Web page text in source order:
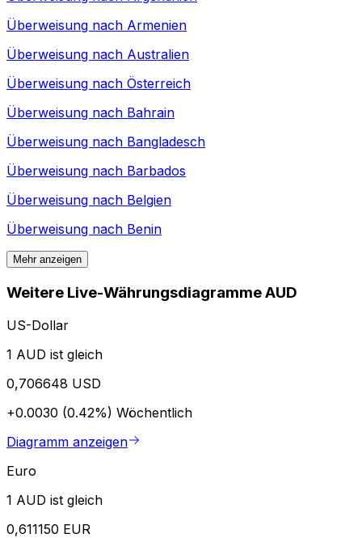
Überweisung nach Armenien
Überweisung nach Australien
Überweisung nach Österreich
Überweisung nach Bahrain
Überweisung nach Bangladesch
Überweisung nach Barbados
Überweisung nach Belgien
Überweisung nach Benin
Mehr anzeigen
Weitere Live-Währungsdiagramme AUD
US-Dollar
1 AUD ist gleich
0,706648 USD
+0.0030 (0.42%) Wöchentlich
Diagramm anzeigen
Euro
1 AUD ist gleich
0,611150 EUR